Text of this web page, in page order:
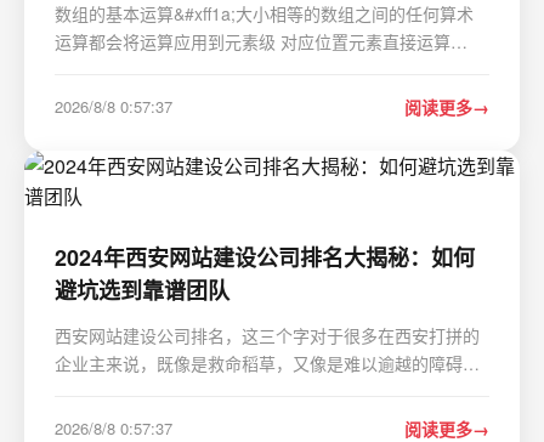
数组的基本运算&#xff1a;大小相等的数组之间的任何算术
运算都会将运算应用到元素级 对应位置元素直接运算
&#xff1a;两个维度相等&#xff0c;或者其中一个是 1&#xff0c;
2026/8/8 0:57:37 阅读更多
2024年西安网站建设公司排名大揭秘：如何
避坑选到靠谱团队
西安网站建设公司排名，这三个字对于很多在西安打拼的
企业主来说，既像是救命稻草，又像是难以逾越的障碍。
站哪家好”，我心里其实是五味杂陈的。为什么五味杂陈？
2026/8/8 0:57:37 阅读更多